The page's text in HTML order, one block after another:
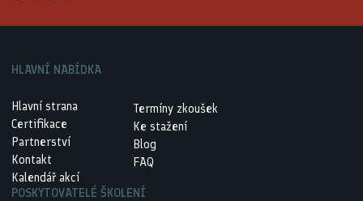
HLAVNÍ NABÍDKA
Hlavní strana
Certifikace
Partnerství
Kontakt
Kalendář akcí
Termíny zkoušek
Ke stažení
Blog
FAQ
POSKYTOVATELÉ ŠKOLENÍ